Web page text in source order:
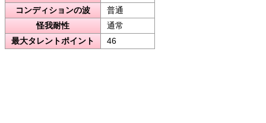
コンディションの波
普通
怪我耐性
通常
最大タレントポイント
46